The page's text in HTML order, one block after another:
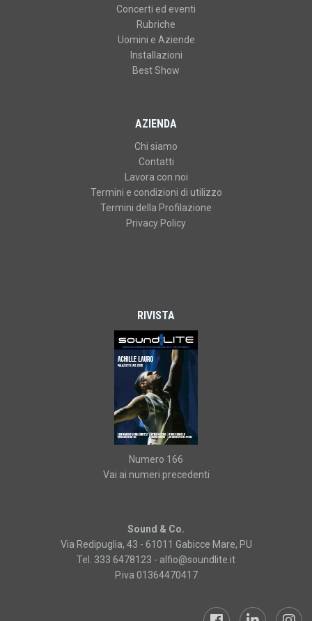
Concerti ed eventi
Rubriche
Uomini e Aziende
Installazioni
Best Show
AZIENDA
Chi siamo
Contatti
Lavora con noi
Termini e condizioni di utilizzo
Termini della Profilazione
Privacy Policy
RIVISTA
Numero 166
Vai ai numeri precedenti
Sound & Co.
Via Redipuglia, 43 - 61011 Gabicce Mare, PU
Tel. 333 6478123 - alfio@soundlite.it
P.iva 01364470417